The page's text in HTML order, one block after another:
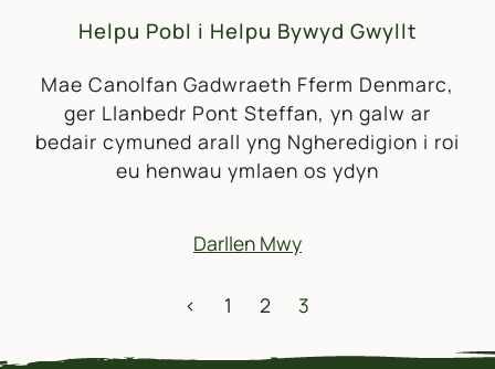
Helpu Pobl i Helpu Bywyd Gwyllt
Mae Canolfan Gadwraeth Fferm Denmarc,
ger Llanbedr Pont Steffan, yn galw ar
bedair cymuned arall yng Ngheredigion i roi
eu henwau ymlaen os ydyn
Darllen Mwy
MORDWYO POSTIADAU
< 1 2 3